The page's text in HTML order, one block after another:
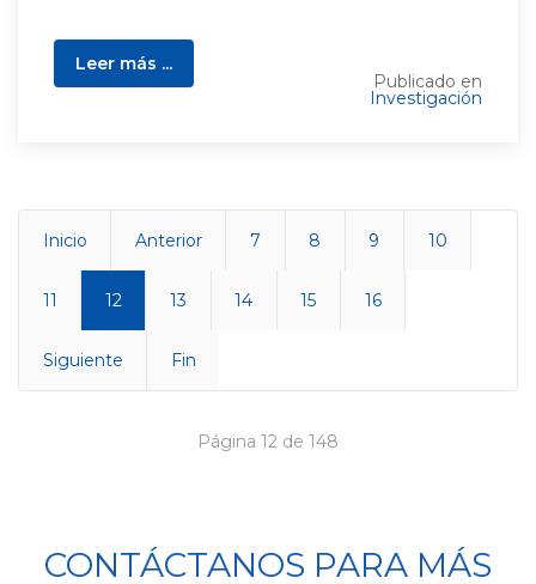
Leer más ...
Publicado en
Investigación
Inicio Anterior 7 8 9 10
11 12 13 14 15 16
Siguiente Fin
Página 12 de 148
CONTÁCTANOS PARA MÁS